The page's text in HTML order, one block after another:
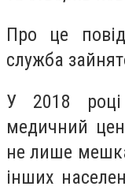
Про це
служба
У 2018 році
медичний
не лише
інших